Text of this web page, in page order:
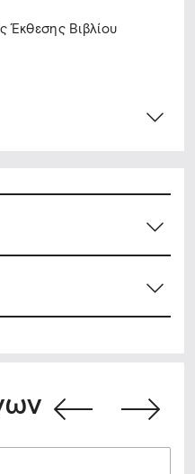
Έκθεσης Βιβλίου